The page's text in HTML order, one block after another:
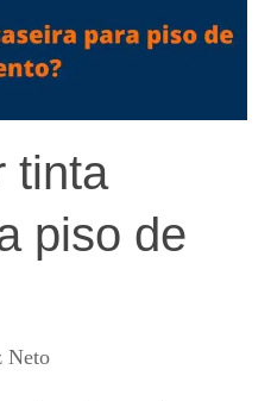
tinta
piso de
Neto